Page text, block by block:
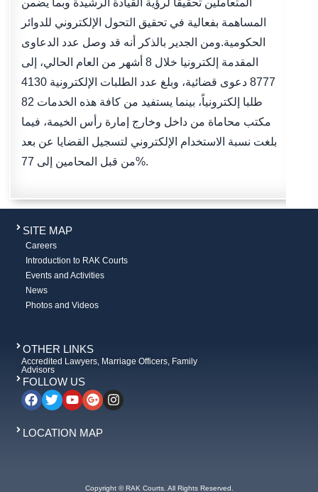
المتعاملين تحقيقا لرؤية القيادة الرشيدة وبما يضمن
المساهمة بفعالية في تحقيق التحول الإلكتروني للدوائر
الحكومية.ومن الجدير بالذكر أنه قد وصل عدد الدعاوى
المقدمة إلكترونيا خلال 8 أشهر من العام الحالي، إلى
8777 دعوى قضائية، وبلغ عدد الطلبات الإلكترونية 4130
طلبا إلكترونياً، بينما يستفيد من كافة هذه الخدمات 82
مكتب محاماة من داخل وخارج إمارة رأس الخيمة، فيما
بلغت نسبة الاستخدام الإلكتروني لتسجيل القضايا عن بعد
من قبل المحامين إلى 77‎%.
SITE MAP
Careers
Introduction to RAK Courts
Events and Activities
News
Photos and Videos
OTHER LINKS
Accredited Lawyers, Marriage Officers, Family
Advisors
FOLLOW US
LOCATION MAP
Copyright © RAK Courts. All Rights Reserved.